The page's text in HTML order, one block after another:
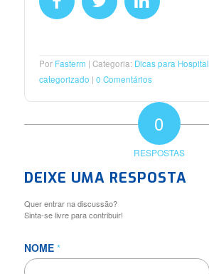
Por Fasterm Categoria: Dicas para Hospital
categorizado
0 Comentários
0
RESPOSTAS
DEIXE UMA RESPOSTA
Quer entrar na discussão?
Sinta-se livre para contribuir!
NOME *